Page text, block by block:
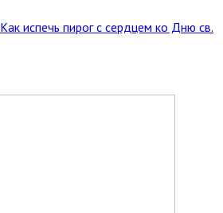
Как испечь пирог с сердцем ко Дню св.